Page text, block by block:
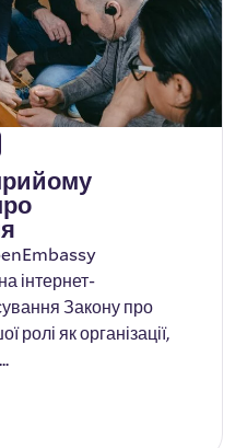
інтернет-
Закону про
як організації,